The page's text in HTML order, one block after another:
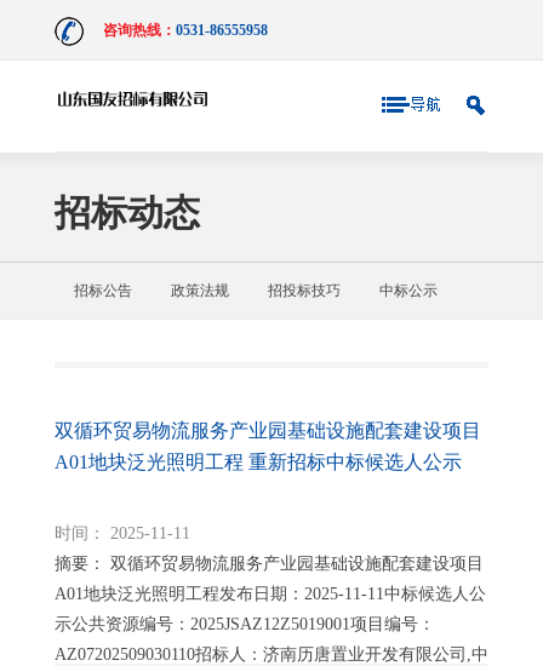
咨询热线： 0531-86555958
招标动态
招标公告 政策法规 招投标技巧 中标公示
双循环贸易物流服务产业园基础设施配套建设项目
A01地块泛光照明工程 重新招标中标候选人公示
时间： 2025-11-11
摘要： 双循环贸易物流服务产业园基础设施配套建设项目
A01地块泛光照明工程发布日期：2025-11-11中标候选人公
示公共资源编号：2025JSAZ12Z5019001项目编号：
AZ07202509030110招标人：济南历唐置业开发有限公司,中